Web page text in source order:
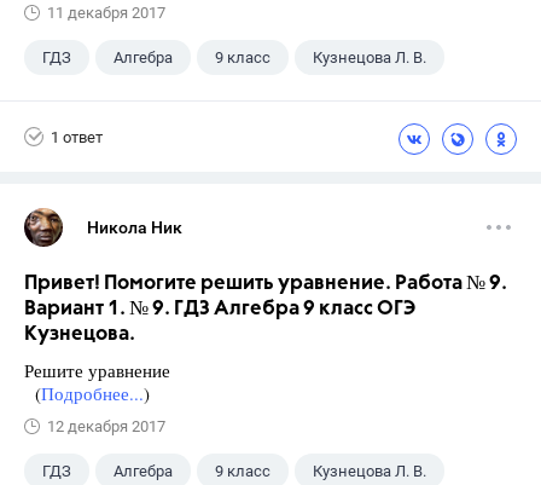
11 декабря 2017
ГДЗ Алгебра 9 класс Кузнецова Л. В.
1 ответ
Никола Ник
Привет! Помогите решить уравнение. Работа № 9.
Вариант 1. № 9. ГДЗ Алгебра 9 класс ОГЭ
Кузнецова.
Решите уравнение
(Подробнее...)
12 декабря 2017
ГДЗ Алгебра 9 класс Кузнецова Л. В.